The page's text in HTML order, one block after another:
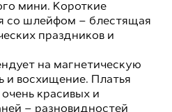
мини. Короткие
со шлейфом – блестящая
праздников и
на магнетическую
и восхищение. Платья
красивых и
– разновидностей